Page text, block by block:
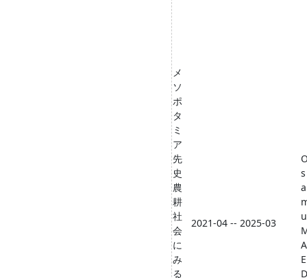
メ
ソ
ポ
タ
ミ
ア
先
史
農
耕
社
会
に
み
る
2021-04 -- 2025-03
s
a
u
A
E
D